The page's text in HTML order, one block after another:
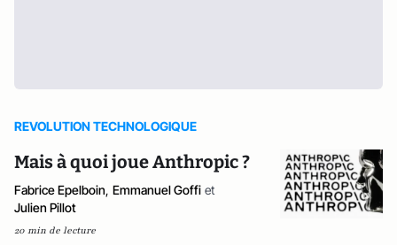
REVOLUTION TECHNOLOGIQUE
Mais à quoi joue Anthropic ?
Fabrice Epelboin, Emmanuel Goffi et
Julien Pillot
20 min de lecture